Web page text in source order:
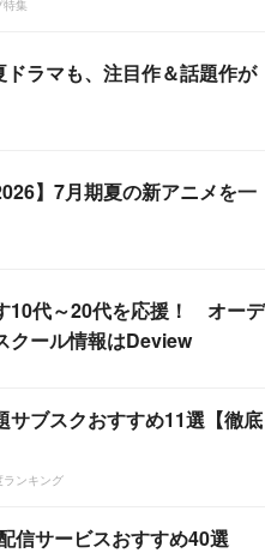
特集
ラマも、注目作＆話題作が
】7月期夏の新アニメを一
10代～20代を応援！ オーデ
クール情報はDeview
サブスクおすすめ11選【徹底
ランキング
信サービスおすすめ40選